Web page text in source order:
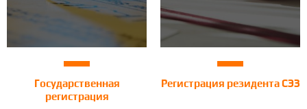
Государственная
регистрация
Регистрация резидента СЭЗ